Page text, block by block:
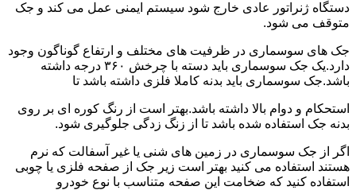
دستگاه ژنراتور عادی خارج شود سیستم ایمنی عمل می کند و جک
متوقف می شود.
جک های سوسماری در ظرفیت های مختلف و ارتفاع گوناگون وجود
دارد.یک جک سوسماری باید دسته با چرخش ۳۶۰ درجه داشته
باشد.جک سوسماری باید بدنه کاملا فلزی داشته باشد تا
استحکام و دوام بالا داشته باشد.بهتر است از رنگ کوره ای بر روی
بدنه جک استفاده شده باشد تا از زنگ زدگی جلوگیری شود.
اگر از جک سوسماری در زمین های شنی یا غیر آسفالت که نرم
هستند استفاده می کنید بهتر است زیر جک از صفحه فلزی یا چوبی
استفاده کنید که ضخامت این صفحه متناسب با نوع خودرو